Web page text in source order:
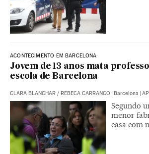
ACONTECIMENTO EM BARCELONA
Jovem de 13 anos mata
escola de Barcelona
CLARA BLANCHAR / REBECA CARRANCO | Barcelona |
Segundo
menor
casa com